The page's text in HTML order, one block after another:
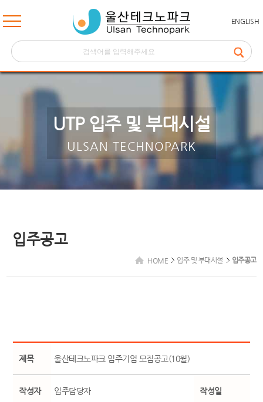
ENGLISH
UTP 입주 및 부대시설
ULSAN TECHNOPARK
입주공고
HOME 입주 및 부대시설 입주공고
제목 울산테크노파크 입주기업 모집공고(10월)
작성자 입주담당자 작성일